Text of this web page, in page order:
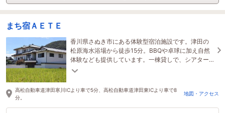
まち宿ＡＥＴＥ
香川県さぬき市にある体験型宿泊施設です。津田の
松原海水浴場から徒歩15分。BBQや卓球に加え自然
体験なども提供しています。一棟貸しで、シアター
ルームも完備しています。オプションで焚き火も可
高松自動車道津田寒川ICより車で5分、高松自動車道津田東ICより車で8
分。
地図・アクセス